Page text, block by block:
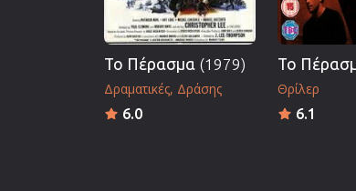
Το Πέρασμα (1979)
Δραματικές Δράσης
6.0
Το
Θρίλερ
6.1